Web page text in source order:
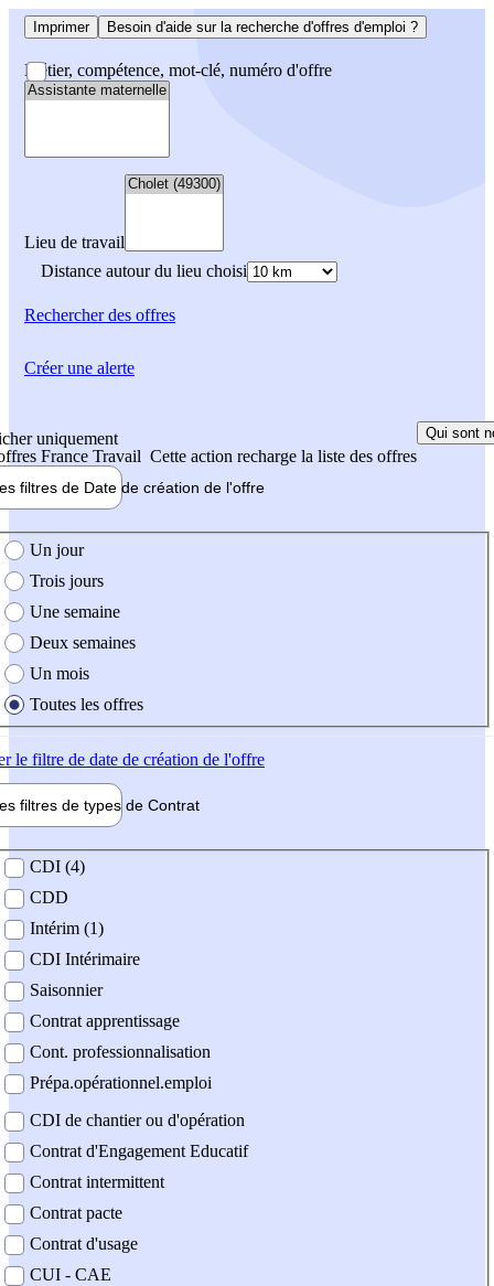
Imprimer Besoin d'aide sur la recherche d'offres d'emploi ?
Métier, compétence, mot-clé, numéro d'offre
Lieu de travail
Distance autour du lieu choisi
Rechercherdes offres
uniquement
France Travail Cette action recharge la liste des offres
Qui sont
filtres de Date de création de l'offre
création de l'offre
Un jour
Trois jours
Une semaine
Deux semaines
Un mois
Toutes les offres
le filtre de date de création de l'offre
filtres de types de Contrat
contrat
CDI (4)
CDD
Intérim (1)
CDI Intérimaire
Saisonnier
Contrat apprentissage
Cont. professionnalisation
Prépa.opérationnel.emploi
CDI de chantier ou d'opération
Contrat d'Engagement Educatif
Contrat intermittent
Contrat pacte
Contrat d'usage
CUI - CAE
Créer une alerte